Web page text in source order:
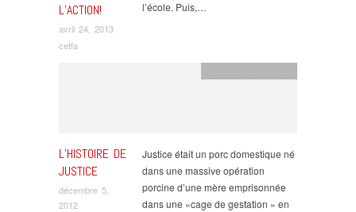
L’ACTION!
avril 24, 2013
cetfa
l’école. Puis,…
L’HISTOIRE DE
JUSTICE
décembre 5,
2012
Justice était un porc domestique né
dans une massive opération
porcine d’une mère emprisonnée
dans une «cage de gestation » en